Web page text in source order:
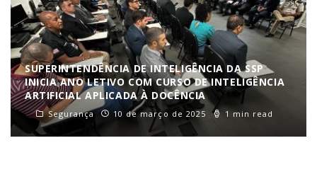
SUPERINTENDÊNCIA DE INTELIGÊNCIA DA SSP
INICIA ANO LETIVO COM CURSO DE INTELIGÊNCIA
ARTIFICIAL APLICADA À DOCÊNCIA
Segurança 10 de março de 2025 1 min read